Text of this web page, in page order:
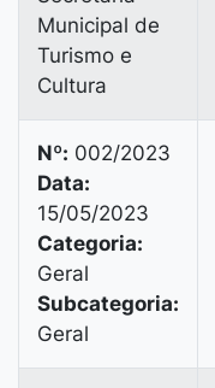
Municipal de
Turismo e
Cultura
Nº: 002/2023
Data:
15/05/2023
Categoria:
Geral
Subcategoria:
Geral